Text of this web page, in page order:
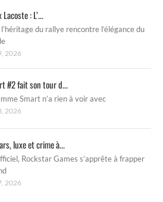
: L’...
du rallye rencontre l’élégance du
2026
#2 fait son tour d...
Smart n’a rien à voir avec
2026
luxe et crime à...
Rockstar Games s’apprête à frapper
2026